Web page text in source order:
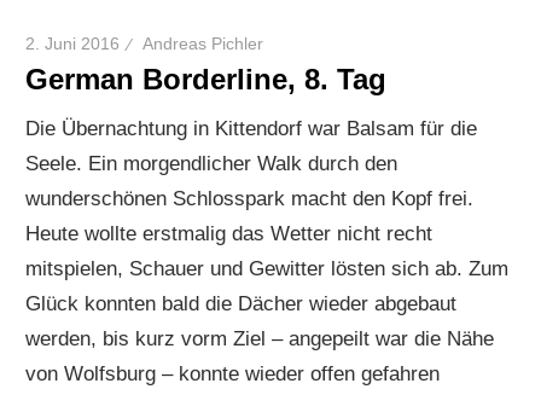
2. Juni 2016 Andreas Pichler
German Borderline, 8. Tag
Die Übernachtung in Kittendorf war Balsam für die
Seele. Ein morgendlicher Walk durch den
wunderschönen Schlosspark macht den Kopf frei.
Heute wollte erstmalig das Wetter nicht recht
mitspielen, Schauer und Gewitter lösten sich ab. Zum
Glück konnten bald die Dächer wieder abgebaut
werden, bis kurz vorm Ziel – angepeilt war die Nähe
von Wolfsburg – konnte wieder offen gefahren